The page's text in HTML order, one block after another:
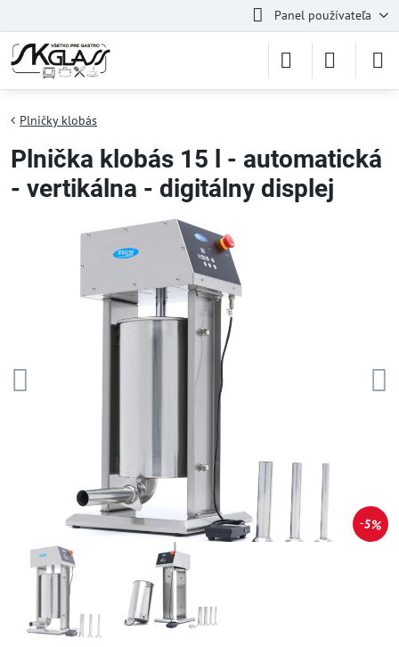
Panel používateľa
5%
Plničky klobás
Plnička klobás 15 l - automatická
- vertikálna - digitálny displej